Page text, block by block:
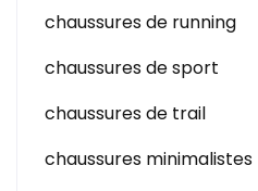
chaussures de running
chaussures de sport
chaussures de trail
chaussures minimalistes